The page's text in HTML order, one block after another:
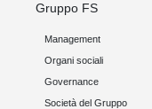
Gruppo FS
Management
Organi sociali
Governance
Società del Gruppo